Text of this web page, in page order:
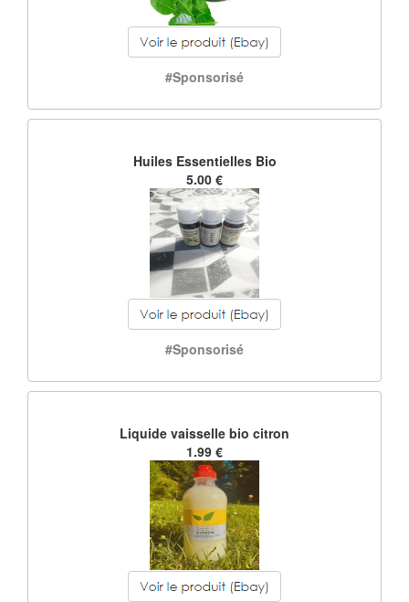
#Sponsorisé
Huiles Essentielles Bio
5.00 €
#Sponsorisé
Liquide vaisselle bio citron
1.99 €